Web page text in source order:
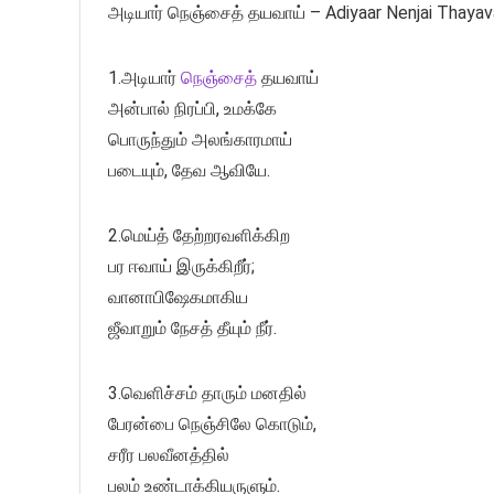
அடியார் நெஞ்சைத் தயவாய் – Adiyaar Nenjai
1.அடியார் நெஞ்சைத் தயவாய்
அன்பால் நிரப்பி, உமக்கே
பொருந்தும் அலங்காரமாய்
படையும், தேவ ஆவியே.
2.மெய்த் தேற்றரவளிக்கிற
பர ஈவாய் இருக்கிறீர்;
வானாபிஷேகமாகிய
ஜீவாறும் நேசத் தீயும் நீர்.
3.வெளிச்சம் தாரும் மனதில்
பேரன்பை நெஞ்சிலே கொடும்,
சரீர பலவீனத்தில்
பலம் உண்டாக்கியருளும்.